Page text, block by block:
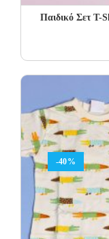
Παιδικό Σετ Τ-
-40%